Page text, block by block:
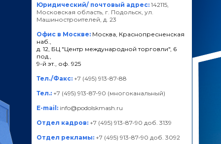
Юридический/ почтовый адрес: 142115,
Московская область, г. Подольск, ул.
Машиностроителей, д. 23
Офис в Москве: Москва, Краснопресненская
наб.,
д. 12, БЦ "Центр международной торговли", 6
под.,
9-й эт., оф. 925
Тел./Факс: +7 (495) 913-87-88
Тел.: +7 (495) 913-87-90 (многоканальный)
E-mail: info@podolskmash.ru
Отдел кадров: +7 (495) 913-87-90 доб. 3139
Отдел рекламы: +7 (495) 913-87-90 доб. 3092